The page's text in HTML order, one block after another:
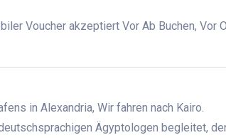
Voucher akzeptiert Vor Ab Buchen, Vor
in Alexandria, Wir fahren nach Kairo.
Ägyptologen begleitet,